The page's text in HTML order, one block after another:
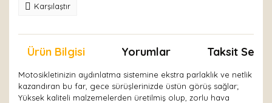
Karşılaştır
Ürün Bilgisi Yorumlar Taksit
Motosikletinizin aydınlatma sistemine ekstra parlaklık ve netlik
kazandıran bu far, gece sürüşlerinizde üstün görüş sağlar;
Yüksek kaliteli malzemelerden üretilmiş olup, zorlu hava